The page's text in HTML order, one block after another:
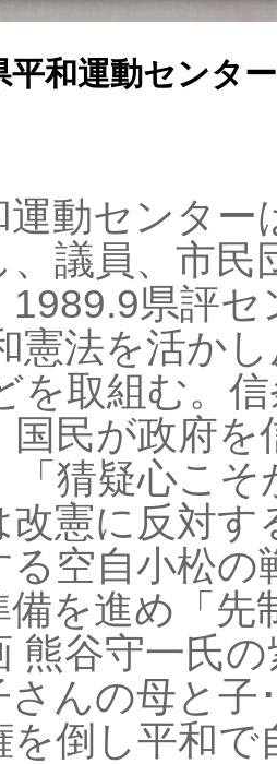
平和運動センタ
運動センタ
、議員、市
1989.9県評
憲法を活か
を取組む。
国民が政府
「猜疑心こ
改憲に反対
る空自小松
備を進め「
熊谷守一氏
さんの母と子
を倒し平和